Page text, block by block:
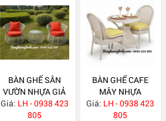
BÀN GHẾ SÂN
VƯỜN NHỰA GIẢ
MÂY NH278
Giá: LH - 0938 423
805
BÀN GHẾ CAFE
MÂY NHỰA
NH277
Giá: LH - 0938 423
805